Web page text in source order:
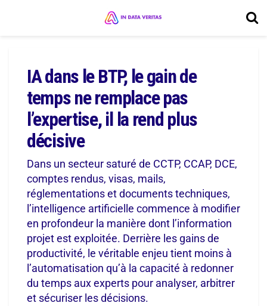
IA dans le BTP, le gain de
temps ne remplace pas
l’expertise, il la rend plus
décisive
Dans un secteur saturé de CCTP, CCAP, DCE,
comptes rendus, visas, mails,
réglementations et documents techniques,
l’intelligence artificielle commence à modifier
en profondeur la manière dont l’information
projet est exploitée. Derrière les gains de
productivité, le véritable enjeu tient moins à
l’automatisation qu’à la capacité à redonner
du temps aux experts pour analyser, arbitrer
et sécuriser les décisions.